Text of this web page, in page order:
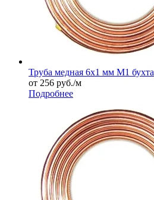
Труба медная 6х1 мм М1 бухта
от 256 руб./м
Подробнее